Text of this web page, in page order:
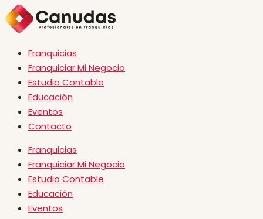
Franquicias
Franquiciar Mi Negocio
Estudio Contable
Educación
Eventos
Contacto
Franquicias
Franquiciar Mi Negocio
Estudio Contable
Educación
Eventos